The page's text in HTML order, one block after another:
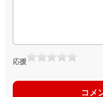
応援
コメ